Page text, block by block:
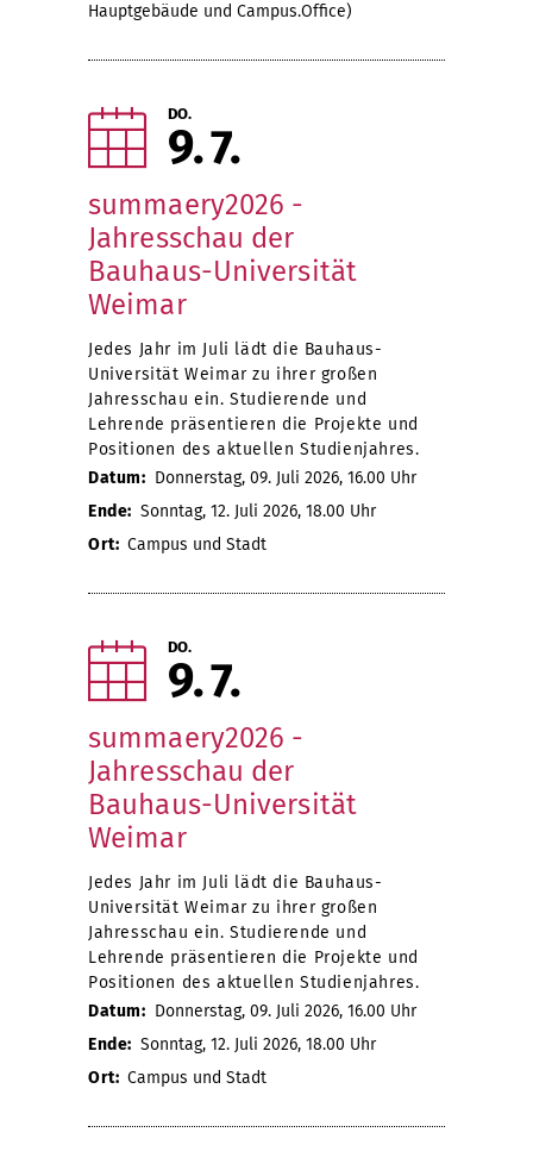
Hauptgebäude und Campus.Office)
DO.
9 7
summaery2026 -
Jahresschau der
Bauhaus-Universität
Weimar
Jedes Jahr im Juli lädt die Bauhaus-
Universität Weimar zu ihrer großen
Jahresschau ein. Studierende und
Lehrende präsentieren die Projekte und
Positionen des aktuellen Studienjahres.
Datum: Donnerstag, 09. Juli 2026, 16.00 Uhr
Ende: Sonntag, 12. Juli 2026, 18.00 Uhr
Ort: Campus und Stadt
DO.
9 7
summaery2026 -
Jahresschau der
Bauhaus-Universität
Weimar
Jedes Jahr im Juli lädt die Bauhaus-
Universität Weimar zu ihrer großen
Jahresschau ein. Studierende und
Lehrende präsentieren die Projekte und
Positionen des aktuellen Studienjahres.
Datum: Donnerstag, 09. Juli 2026, 16.00 Uhr
Ende: Sonntag, 12. Juli 2026, 18.00 Uhr
Ort: Campus und Stadt